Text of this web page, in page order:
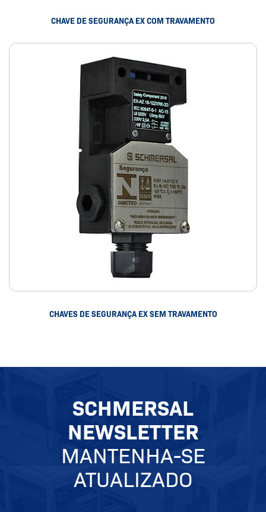
CHAVE DE SEGURANÇA EX COM TRAVAMENTO
CHAVES DE SEGURANÇA EX SEM TRAVAMENTO
SCHMERSAL
NEWSLETTER
MANTENHA-SE
ATUALIZADO